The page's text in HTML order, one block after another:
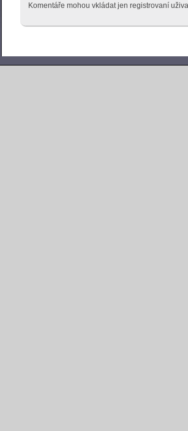
Komentáře mohou vkládat jen registrovaní